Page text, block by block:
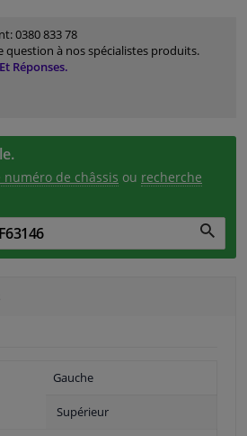
0380 833 78
question à nos spécialistes produits.
Réponses.
numéro de châssis ou recherche
Gauche
Supérieur